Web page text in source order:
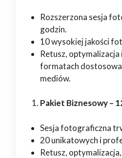
Rozszerzona sesja
godzin.
10 wysokiej jakości
Retusz,
formatach
mediów.
Pakiet Biznesowy –
Sesja fotograficzna
20 unikatowych i
Retusz,